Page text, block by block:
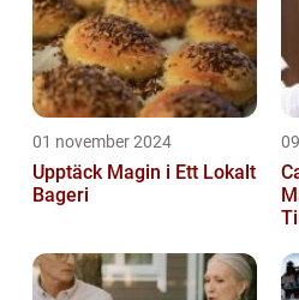
01 november 2024
Upptäck Magin i Ett Lokalt
Bageri